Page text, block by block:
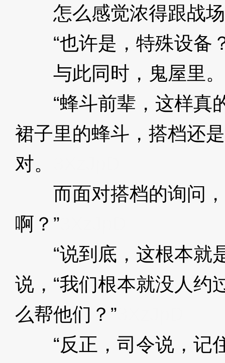
怎么感觉浓得跟战场
“也许是，特殊设备
与此同时，鬼屋里。
“蜂斗前辈，这样真
裙子里的蜂斗，搭档还
对。
而面对搭档的询问，
啊？”
“说到底，这根本就
说，“我们根本就没人约
么帮他们？”
“反正，司令说，记